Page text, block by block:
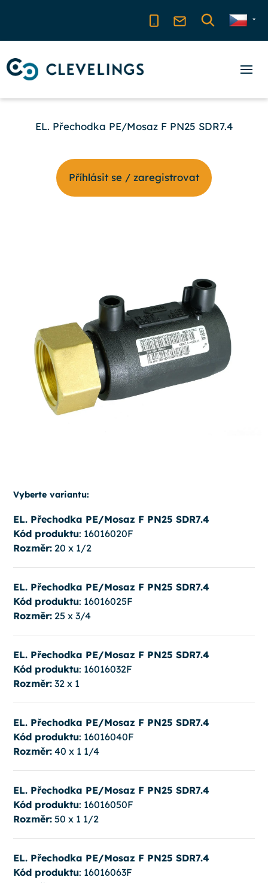
EL. Přechodka PE/Mosaz F PN25 SDR7.4
Příhlásit se / zaregistrovat
Vyberte variantu:
EL. Přechodka PE/Mosaz F PN25 SDR7.4
Kód produktu: 16016020F
Rozměr:20 x 1/2
EL. Přechodka PE/Mosaz F PN25 SDR7.4
Kód produktu: 16016025F
Rozměr:25 x 3/4
EL. Přechodka PE/Mosaz F PN25 SDR7.4
Kód produktu: 16016032F
Rozměr:32 x 1
EL. Přechodka PE/Mosaz F PN25 SDR7.4
Kód produktu: 16016040F
Rozměr:40 x 1 1/4
EL. Přechodka PE/Mosaz F PN25 SDR7.4
Kód produktu: 16016050F
Rozměr:50 x 1 1/2
EL. Přechodka PE/Mosaz F PN25 SDR7.4
Kód produktu: 16016063F